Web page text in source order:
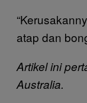
atap dan
Artikel ini
Australia.